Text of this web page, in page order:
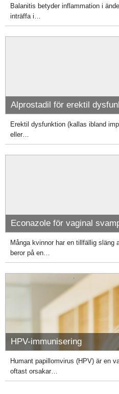
Balanitis betyder inflammation i
inträffa i…
Alprostadil för erektil
Erektil dysfunktion (kallas ibland
eller…
Econazole för vaginal
Många kvinnor har en tillfällig släng
beror på en…
HPV-immunisering
Humant papillomvirus (HPV) är en
oftast orsakar…